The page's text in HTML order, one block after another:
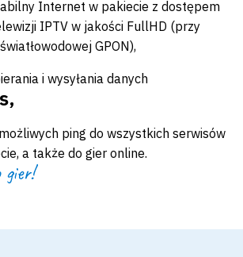
Internet w pakiecie z dostępem
IPTV w jakości FullHD (przy
GPON),
i wysyłania danych
ping do wszystkich serwisów
a także do gier online.
gier!